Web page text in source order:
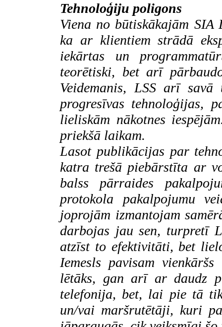
Tehnoloģiju poligons
Viena no būtiskākajām SIA
ka ar klientiem strādā
iekārtas un
teorētiski, bet arī
Veidemanis, LSS arī savā
progresīvas
lieliskām nākotnes
priekšā laikam.
Lasot publikācijas par
katra trešā piebārstīta ar
balss pārraides
protokola pakalpojumu
joprojām izmantojam
darbojas jau sen, turpretī
atzīst to efektivitāti, bet
Iemesls pavisam
lētāks, gan arī ar daudz
telefonija, bet, lai pie tā
un/vai maršrutētāji, kuri